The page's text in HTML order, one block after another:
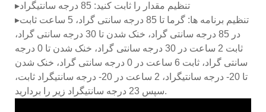
▸تنظیم مقدار را ثابت کنید: 85 درجه سانتیگراد
▸تنظیم برنامه ها: گرما تا 85 درجه سانتی گراد، 5 ساعت ثابت
در 85 درجه سانتی گراد، خنک شدن تا 30 درجه سانتی گراد،
ثابت 2 ساعت در 30 درجه سانتی گراد، خنک شدن تا 0 درجه
سانتی گراد، ثابت 6 ساعت در 0 درجه سانتی گراد، خنک شدن
تا 20- درجه سانتیگراد، 2 ساعت در 20- درجه سانتیگراد ثابت،
سپس 23 درجه سانتیگراد زیر را بردارید.